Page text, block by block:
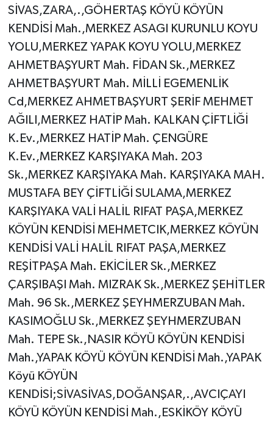
SİVAS,ZARA,.,GÖHERTAŞ KÖYÜ KÖYÜN
KENDİSİ Mah.,MERKEZ ASAGI KURUNLU KOYU
YOLU,MERKEZ YAPAK KOYU YOLU,MERKEZ
AHMETBAŞYURT Mah. FİDAN Sk.,MERKEZ
AHMETBAŞYURT Mah. MİLLİ EGEMENLİK
Cd,MERKEZ AHMETBAŞYURT ŞERİF MEHMET
AĞILI,MERKEZ HATİP Mah. KALKAN ÇİFTLİĞİ
K.Ev.,MERKEZ HATİP Mah. ÇENGÜRE
K.Ev.,MERKEZ KARŞIYAKA Mah. 203
Sk.,MERKEZ KARŞIYAKA Mah. KARŞIYAKA MAH.
MUSTAFA BEY ÇİFTLİĞİ SULAMA,MERKEZ
KARŞIYAKA VALİ HALİL RIFAT PAŞA,MERKEZ
KÖYÜN KENDİSİ MEHMETCIK,MERKEZ KÖYÜN
KENDİSİ VALİ HALİL RIFAT PAŞA,MERKEZ
REŞİTPAŞA Mah. EKİCİLER Sk.,MERKEZ
ÇARŞIBAŞI Mah. MIZRAK Sk.,MERKEZ ŞEHİTLER
Mah. 96 Sk.,MERKEZ ŞEYHMERZUBAN Mah.
KASIMOĞLU Sk.,MERKEZ ŞEYHMERZUBAN
Mah. TEPE Sk.,NASIR KÖYÜ KÖYÜN KENDİSİ
Mah.,YAPAK KÖYÜ KÖYÜN KENDİSİ Mah.,YAPAK
Köyü KÖYÜN
KENDİSİ;SİVASİVAS,DOĞANŞAR,.,AVCIÇAYI
KÖYÜ KÖYÜN KENDİSİ Mah.,ESKİKÖY KÖYÜ